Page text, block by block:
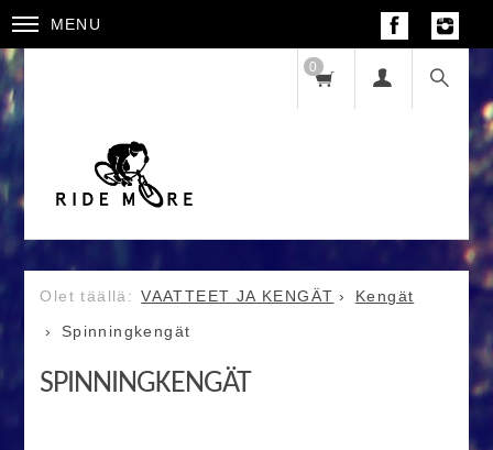
MENU
0
VAATTEET JA KENGÄT
Kengät
Spinningkengät
SPINNINGKENGÄT